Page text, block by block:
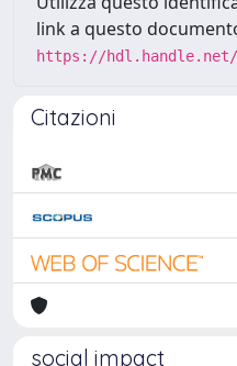
link a questo
https://hdl.handle.net/
Citazioni
social impact